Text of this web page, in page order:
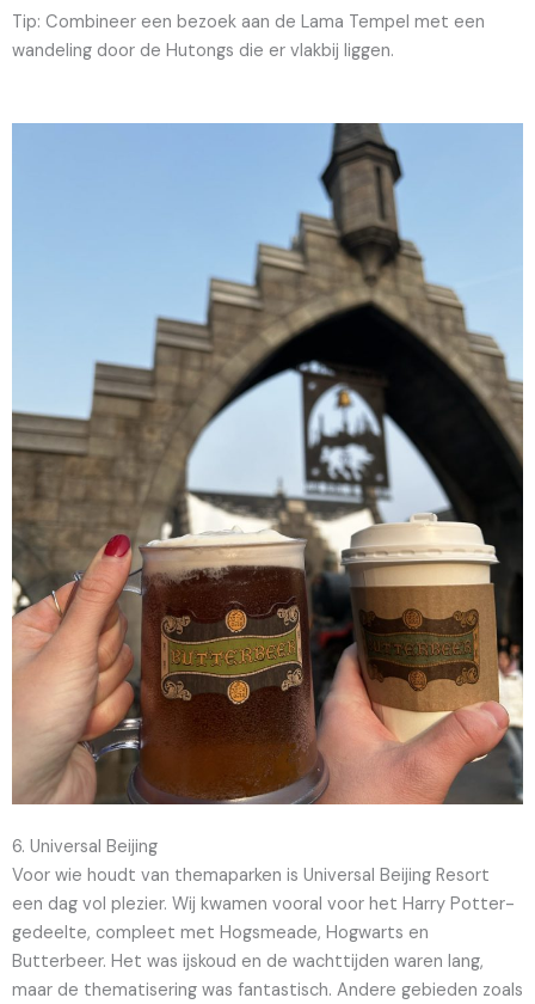
Tip: Combineer een bezoek aan de Lama Tempel met een
wandeling door de Hutongs die er vlakbij liggen.
6. Universal Beijing
Voor wie houdt van themaparken is Universal Beijing Resort
een dag vol plezier. Wij kwamen vooral voor het Harry Potter-
gedeelte, compleet met Hogsmeade, Hogwarts en
Butterbeer. Het was ijskoud en de wachttijden waren lang,
maar de thematisering was fantastisch. Andere gebieden zoals